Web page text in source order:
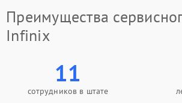
Преимущества
Infinix
11
сотрудников в штате